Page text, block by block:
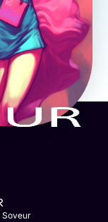
Soveur